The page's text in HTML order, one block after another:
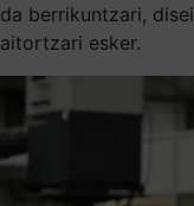
da berrikuntzari,
aitortzari esker.